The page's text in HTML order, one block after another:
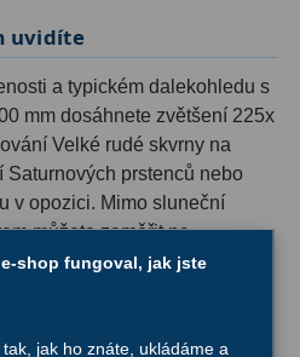
uvidíte
a typickém dalekohledu s
mm dosáhnete zvětšení 225x
Velké rudé skvrny na
prstenců nebo
v opozici. Mimo sluneční
můžete zaměřit na
nebo těsné dvojhvězdy.
planet
shop fungoval, jak jste
jak ho znáte, ukládáme a